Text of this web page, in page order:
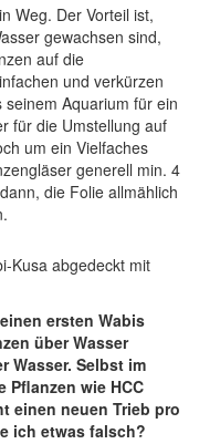
Weg. Der Vorteil ist,
gewachsen sind,
auf die
und verkürzen
Aquarium für ein
für die Umstellung auf
um ein Vielfaches
generell min. 4
die Folie allmählich
Kusa abgedeckt mit
ersten Wabis
über Wasser
Wasser. Selbst im
wie HCC
einen neuen Trieb pro
ich etwas falsch?